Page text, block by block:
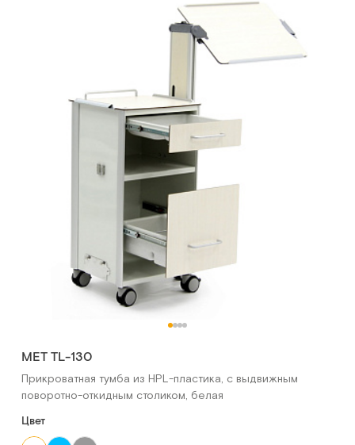
МЕТ TL-130
Прикроватная тумба из HPL-пластика, с выдвижным
поворотно-откидным столиком, белая
Цвет